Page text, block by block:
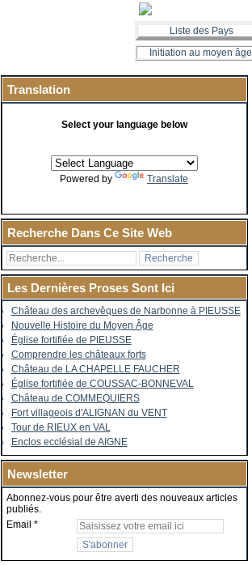
Liste des Pays
Initiation au moyen âge
Translation
Select your language below
Powered by Translate
Recherche Dans Ce Site Web
Les Dernières Proses Sont Ici
Château des archevêques de Narbonne à PIEUSSE
Nouvelle Histoire du Moyen Âge
Église fortifiée de PIEUSSE
Comprendre les châteaux forts
Château de LA CHAPELLE FAUCHER
Église fortifiée de COUSSAC-BONNEVAL
Château de COMMEQUIERS
Fort villageois d'ALIGNAN du VENT
Tour de RIEUX en VAL
Enclos ecclésial de AIGNE
Newsletter
Abonnez-vous pour être averti des nouveaux articles
publiés.
Email